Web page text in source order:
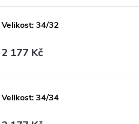
Velikost: 34/32
2 177 Kč
Velikost: 34/34